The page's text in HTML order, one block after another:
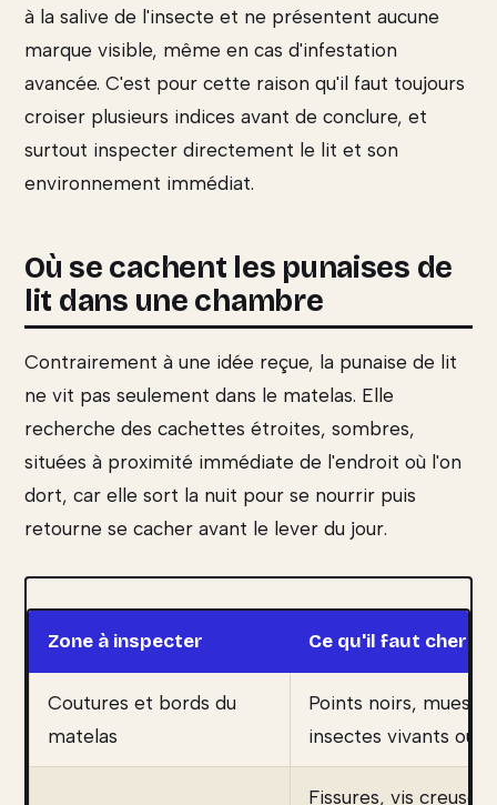
à la salive de l'insecte et ne présentent aucune
marque visible, même en cas d'infestation
avancée. C'est pour cette raison qu'il faut toujours
croiser plusieurs indices avant de conclure, et
surtout inspecter directement le lit et son
environnement immédiat.
Où se cachent les punaises de
lit dans une chambre
Contrairement à une idée reçue, la punaise de lit
ne vit pas seulement dans le matelas. Elle
recherche des cachettes étroites, sombres,
situées à proximité immédiate de l'endroit où l'on
dort, car elle sort la nuit pour se nourrir puis
retourne se cacher avant le lever du jour.
Zone à inspecter Ce qu'il faut
Coutures et bords du
matelas
Points noirs, mues,
insectes vivants ou
Fissures, vis